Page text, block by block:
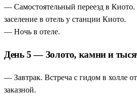
— Самостоятельный переезд в Киото.
заселение в отель у станции Киото.
— Ночь в отеле.
День 5 — Золото, камни и
— Завтрак. Встреча с гидом в холле
заказной.